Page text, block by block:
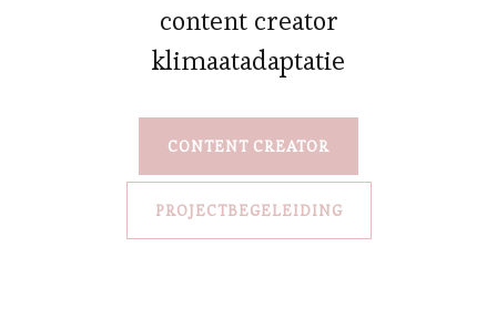
content creator
klimaatadaptatie
CONTENT CREATOR
PROJECTBEGELEIDING